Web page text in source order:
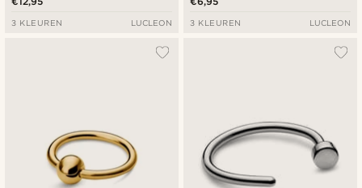
3 KLEUREN LUCLEON 3 KLEUREN LUCLEON